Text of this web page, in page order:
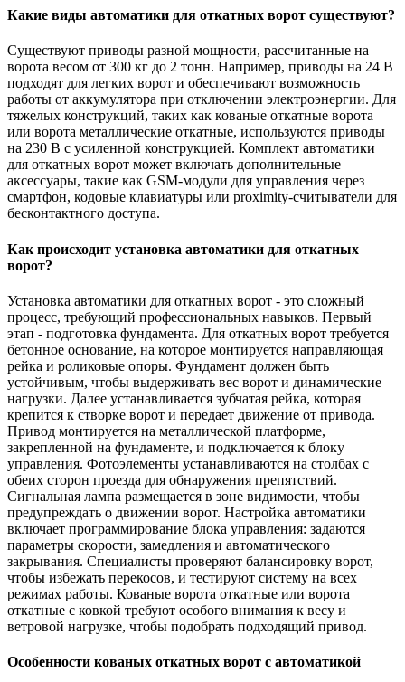
Какие виды автоматики для откатных ворот существуют?
Существуют приводы разной мощности, рассчитанные на
ворота весом от 300 кг до 2 тонн. Например, приводы на 24 В
подходят для легких ворот и обеспечивают возможность
работы от аккумулятора при отключении электроэнергии. Для
тяжелых конструкций, таких как кованые откатные ворота
или ворота металлические откатные, используются приводы
на 230 В с усиленной конструкцией. Комплект автоматики
для откатных ворот может включать дополнительные
аксессуары, такие как GSM-модули для управления через
смартфон, кодовые клавиатуры или proximity-считыватели для
бесконтактного доступа.
Как происходит установка автоматики для откатных
ворот?
Установка автоматики для откатных ворот - это сложный
процесс, требующий профессиональных навыков. Первый
этап - подготовка фундамента. Для откатных ворот требуется
бетонное основание, на которое монтируется направляющая
рейка и роликовые опоры. Фундамент должен быть
устойчивым, чтобы выдерживать вес ворот и динамические
нагрузки. Далее устанавливается зубчатая рейка, которая
крепится к створке ворот и передает движение от привода.
Привод монтируется на металлической платформе,
закрепленной на фундаменте, и подключается к блоку
управления. Фотоэлементы устанавливаются на столбах с
обеих сторон проезда для обнаружения препятствий.
Сигнальная лампа размещается в зоне видимости, чтобы
предупреждать о движении ворот. Настройка автоматики
включает программирование блока управления: задаются
параметры скорости, замедления и автоматического
закрывания. Специалисты проверяют балансировку ворот,
чтобы избежать перекосов, и тестируют систему на всех
режимах работы. Кованые ворота откатные или ворота
откатные с ковкой требуют особого внимания к весу и
ветровой нагрузке, чтобы подобрать подходящий привод.
Особенности кованых откатных ворот с автоматикой